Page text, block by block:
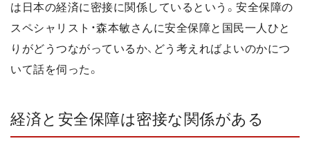
は日本の経済に密接に関係しているという。安全保障の
スペシャリスト・森本敏さんに安全保障と国民一人ひと
りがどうつながっているか、どう考えればよいのかにつ
いて話を伺った。
経済と安全保障は密接な関係がある